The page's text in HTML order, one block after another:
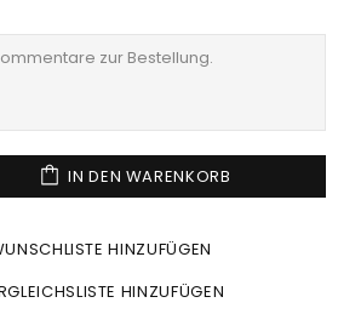
IN DEN WARENKORB
HINZUFÜGEN
HINZUFÜGEN